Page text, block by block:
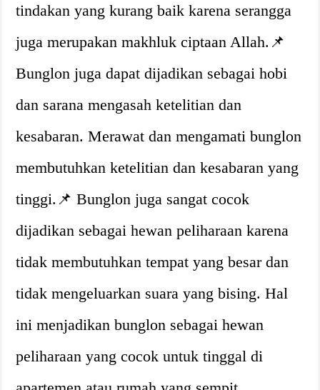
tindakan yang kurang baik karena serangga
juga merupakan makhluk ciptaan Allah.📌
Bunglon juga dapat dijadikan sebagai hobi
dan sarana mengasah ketelitian dan
kesabaran. Merawat dan mengamati bunglon
membutuhkan ketelitian dan kesabaran yang
tinggi.📌 Bunglon juga sangat cocok
dijadikan sebagai hewan peliharaan karena
tidak membutuhkan tempat yang besar dan
tidak mengeluarkan suara yang bising. Hal
ini menjadikan bunglon sebagai hewan
peliharaan yang cocok untuk tinggal di